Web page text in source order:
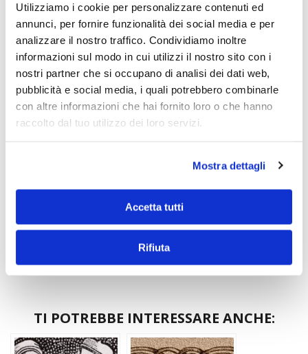
Utilizziamo i cookie per personalizzare contenuti ed
annunci, per fornire funzionalità dei social media e per
analizzare il nostro traffico. Condividiamo inoltre
informazioni sul modo in cui utilizzi il nostro sito con i
nostri partner che si occupano di analisi dei dati web,
pubblicità e social media, i quali potrebbero combinarle
con altre informazioni che hai fornito loro o che hanno
raccolto dal tuo utilizzo dei loro servizi.
Mostra dettagli
Accetta tutti
Rifiuta
Cellulare genitore*
Accettazione del trattamento dei propri dati in base alla
normativa italiana sulla Privacy (dls.196/2003)
TI POTREBBE INTERESSARE ANCHE: